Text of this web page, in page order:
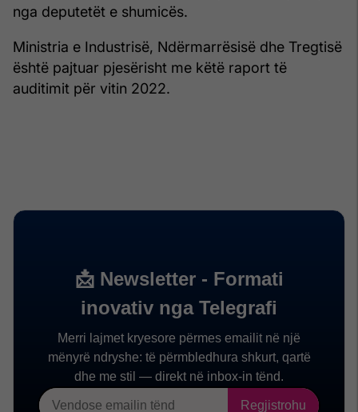
nga deputetët e shumicës.
Ministria e Industrisë, Ndërmarrësisë dhe Tregtisë
është pajtuar pjesërisht me këtë raport të
auditimit për vitin 2022.